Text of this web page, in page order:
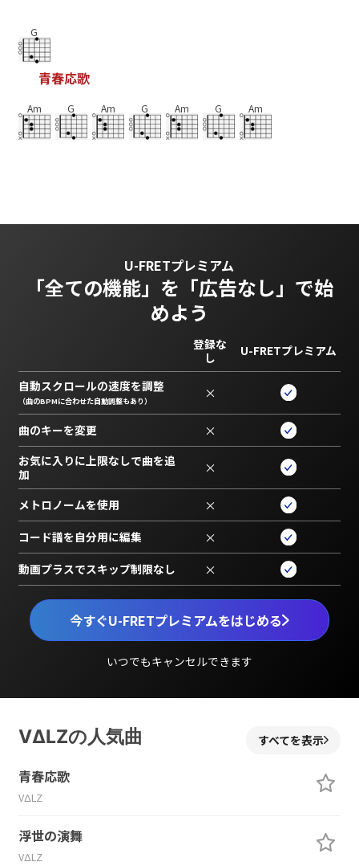
G
青春応歌
Am G Am G Am G Am
U-FRETプレミアム
「全ての機能」を 「広告なし」で始
めよう
今すぐU-FRETプレミアムをはじめる
いつでもキャンセルできます
登録な
し
U-FRETプレミアム
自動スクロールの速度を調整
（曲のBPMに合わせた自動調整もあり） ×
曲のキーを変更 ×
お気に入りに上限なしで曲を追
加
×
メトロノームを使用 ×
コード譜を自分用に編集 ×
動画プラスでスキップ制限なし ×
VΔLZの人気曲 すべてを表示
青春応歌
VΔLZ
浮世の演舞
VΔLZ